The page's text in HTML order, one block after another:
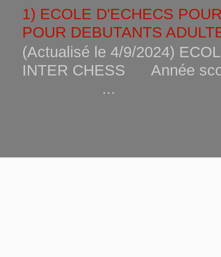
1) ECOLE D'ECHECS
POUR DEBUTANTS
(Actualisé le 4/9/2024)
INTER CHESS Année
...